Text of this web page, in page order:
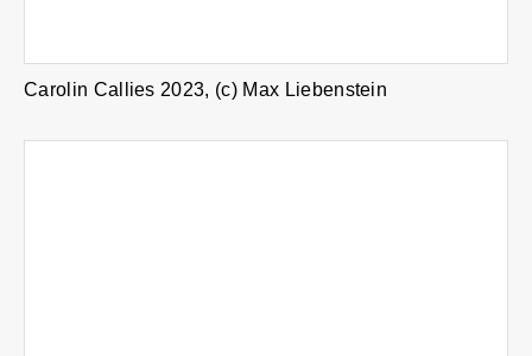
Carolin Callies 2023, (c) Max Liebenstein